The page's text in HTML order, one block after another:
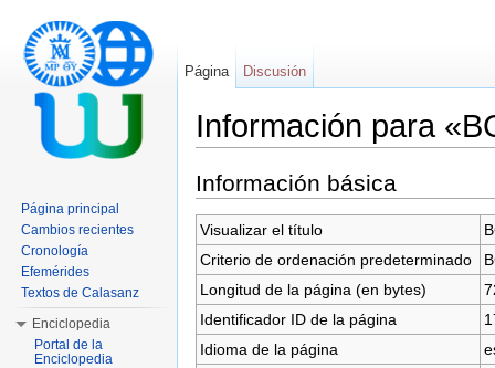
Información para
Información básica
Visualizar el título
Criterio de ordenación predeterminado
Longitud de la página (en bytes)
Identificador ID de la página
Idioma de la página
Página Discusión
Página principal
Cambios recientes
Cronología
Efemérides
Textos de Calasanz
Enciclopedia
Portal de la
Enciclopedia